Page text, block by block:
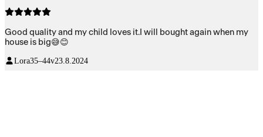
Good quality and my child loves it.I will bought again when my
house is big😅😊
Lora35–44v23.8.2024